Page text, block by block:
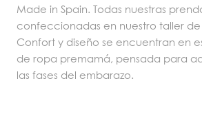
Made in Spain. Todas nuestras
confeccionadas en nuestro taller
Confort y diseño se encuentran en
de ropa premamá, pensada para
las fases del embarazo.